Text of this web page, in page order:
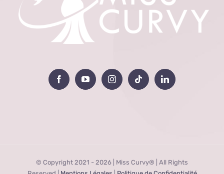
© Copyright 2021 - 2026 | Miss Curvy® | All Rights